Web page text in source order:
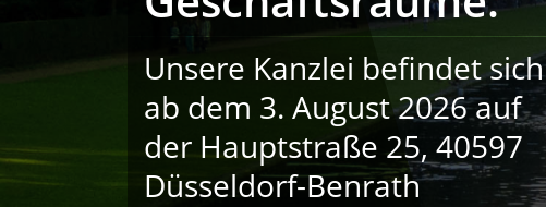
Unsere Kanzlei befindet sich
ab dem 3. August 2026 auf
der Hauptstraße 25, 40597
Düsseldorf-Benrath